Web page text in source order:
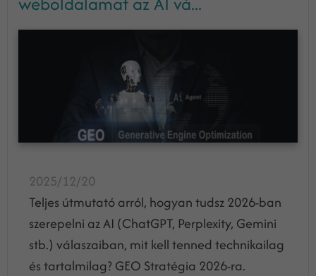
2025/12/20
Teljes útmutató arról, hogyan tudsz 2026-ban
szerepelni az AI (ChatGPT, Perplexity, Gemini
stb.) válaszaiban, mit kell tenned technikailag
és tartalmilag? GEO Stratégia 2026-ra.